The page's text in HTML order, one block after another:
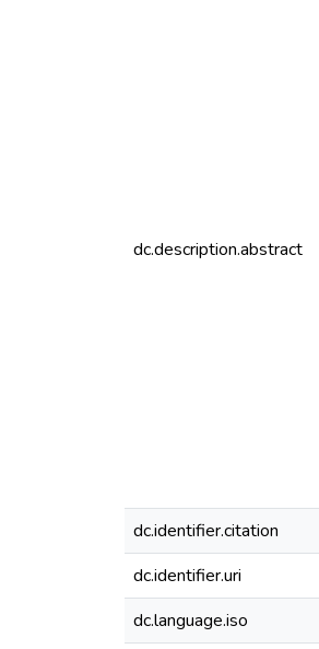
dc.description.abstract
dc.identifier.citation
dc.identifier.uri
dc.language.iso